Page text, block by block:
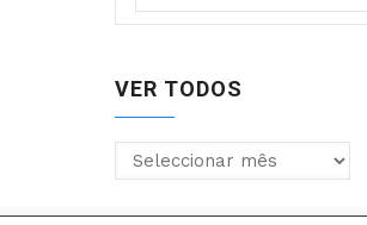
VER TODOS
Ver